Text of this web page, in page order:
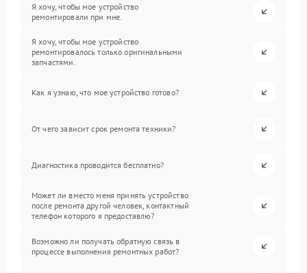
Я хочу, чтобы мое устройство
ремонтировали при мне.
Я хочу, чтобы мое устройство
ремонтировалось только оригинальными
запчастями.
Как я узнаю, что мое устройство готово?
От чего зависит срок ремонта техники?
Диагностика проводится бесплатно?
Может ли вместо меня принять устройство
после ремонта другой человек, контактный
телефон которого я предоставлю?
Возможно ли получать обратную связь в
процессе выполнения ремонтных работ?